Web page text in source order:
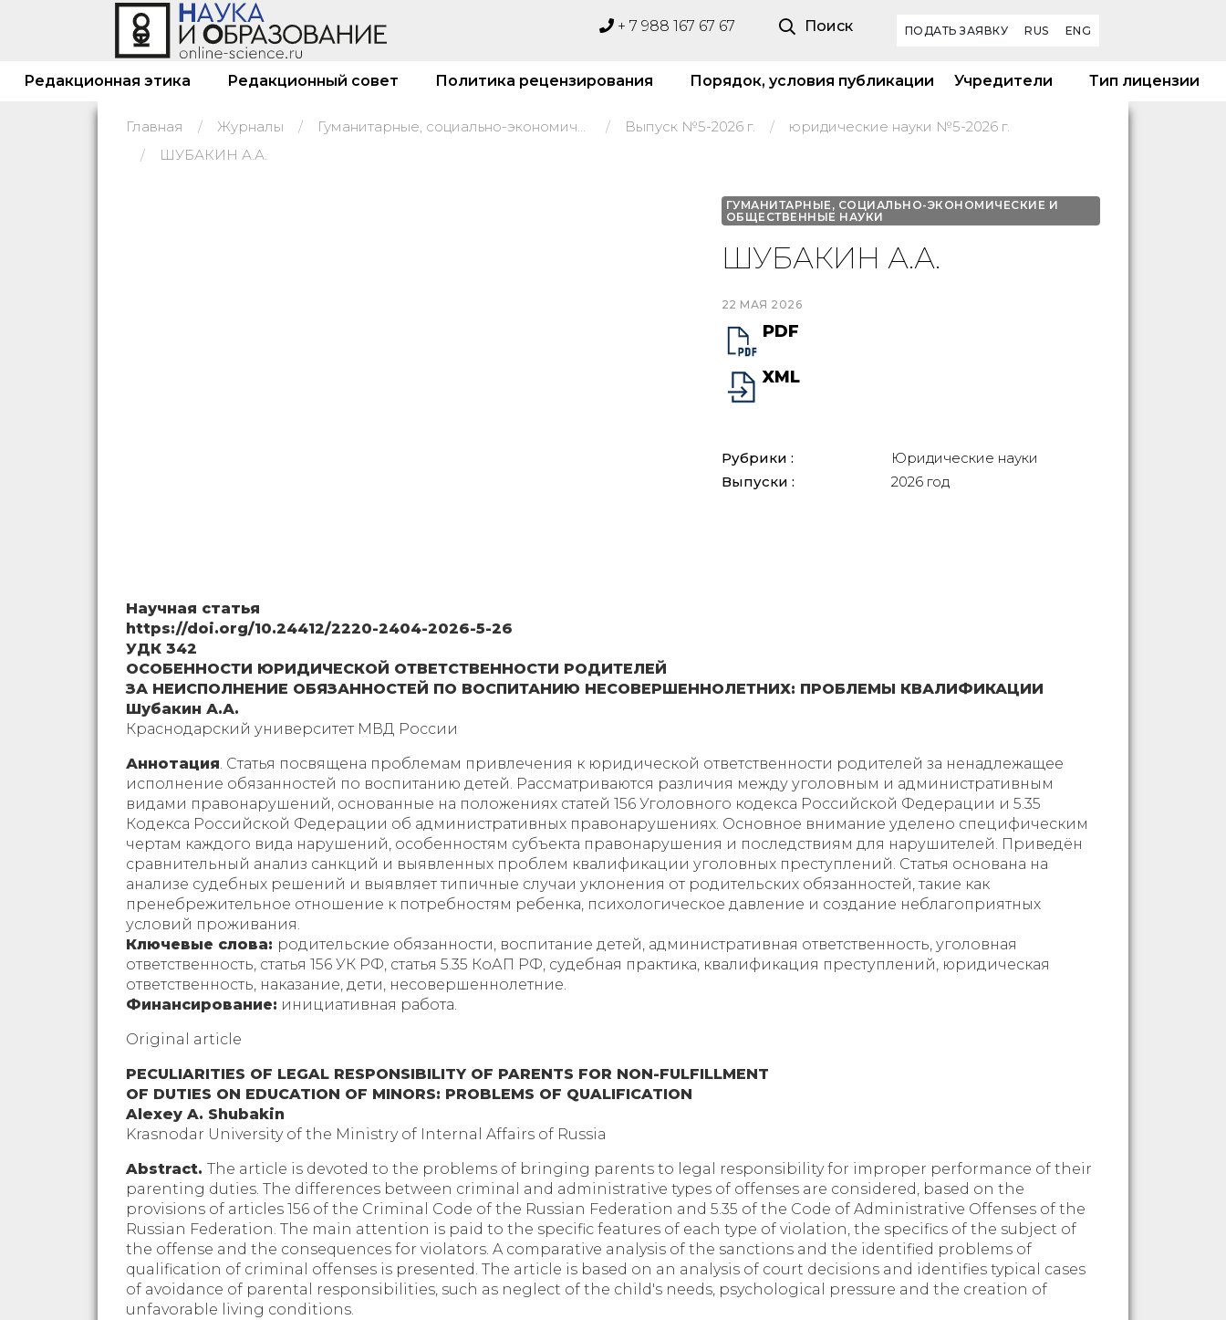
+ 7 988 167 67 67 Поиск ПОДАТЬ ЗАЯВКУ RUS ENG
Редакционная этика Редакционный совет Политика рецензирования Порядок, условия публикации Учредители Тип лицензии
Главная Журналы Гуманитарные, социально-экономические и общественные науки Выпуск №5-2026 г.
юридические науки №5-2026 г.
ШУБАКИН А.А.
ГУМАНИТАРНЫЕ, СОЦИАЛЬНО-ЭКОНОМИЧЕСКИЕ И
ОБЩЕСТВЕННЫЕ НАУКИ
ШУБАКИН А.А.
22 МАЯ 2026
PDF
XML
Рубрики :
Юридические науки
Выпуски :
2026 год
Научная статья
https://doi.org/10.24412/2220-2404-2026-5-26
УДК 342
ОСОБЕННОСТИ ЮРИДИЧЕСКОЙ ОТВЕТСТВЕННОСТИ РОДИТЕЛЕЙ
ЗА НЕИСПОЛНЕНИЕ ОБЯЗАННОСТЕЙ ПО ВОСПИТАНИЮ НЕСОВЕРШЕННОЛЕТНИХ: ПРОБЛЕМЫ КВАЛИФИКАЦИИ
Шубакин А.А.
Краснодарский университет МВД России
Аннотация. Статья посвящена проблемам привлечения к юридической ответственности родителей за ненадлежащее
исполнение обязанностей по воспитанию детей. Рассматриваются различия между уголовным и административным
видами правонарушений, основанные на положениях статей 156 Уголовного кодекса Российской Федерации и 5.35
Кодекса Российской Федерации об административных правонарушениях. Основное внимание уделено специфическим
чертам каждого вида нарушений, особенностям субъекта правонарушения и последствиям для нарушителей. Приведён
сравнительный анализ санкций и выявленных проблем квалификации уголовных преступлений. Статья основана на
анализе судебных решений и выявляет типичные случаи уклонения от родительских обязанностей, такие как
пренебрежительное отношение к потребностям ребенка, психологическое давление и создание неблагоприятных
условий проживания.
Ключевые слова: родительские обязанности, воспитание детей, административная ответственность, уголовная
ответственность, статья 156 УК РФ, статья 5.35 КоАП РФ, судебная практика, квалификация преступлений, юридическая
ответственность, наказание, дети, несовершеннолетние.
Финансирование: инициативная работа.
Original article
PECULIARITIES OF LEGAL RESPONSIBILITY OF PARENTS FOR NON-FULFILLMENT
OF DUTIES ON EDUCATION OF MINORS: PROBLEMS OF QUALIFICATION
Alexey A. Shubakin
Krasnodar University of the Ministry of Internal Affairs of Russia
Abstract. The article is devoted to the problems of bringing parents to legal responsibility for improper performance of their
parenting duties. The differences between criminal and administrative types of offenses are considered, based on the
provisions of articles 156 of the Criminal Code of the Russian Federation and 5.35 of the Code of Administrative Offenses of the
Russian Federation. The main attention is paid to the specific features of each type of violation, the specifics of the subject of
the offense and the consequences for violators. A comparative analysis of the sanctions and the identified problems of
qualification of criminal offenses is presented. The article is based on an analysis of court decisions and identifies typical cases
of avoidance of parental responsibilities, such as neglect of the child's needs, psychological pressure and the creation of
unfavorable living conditions.